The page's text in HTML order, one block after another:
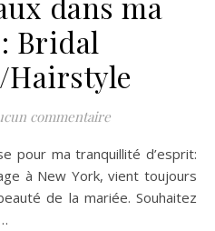
Bridal
Hairstyle
commentaire
à New York, vient toujours
de la mariée. Souhaitez